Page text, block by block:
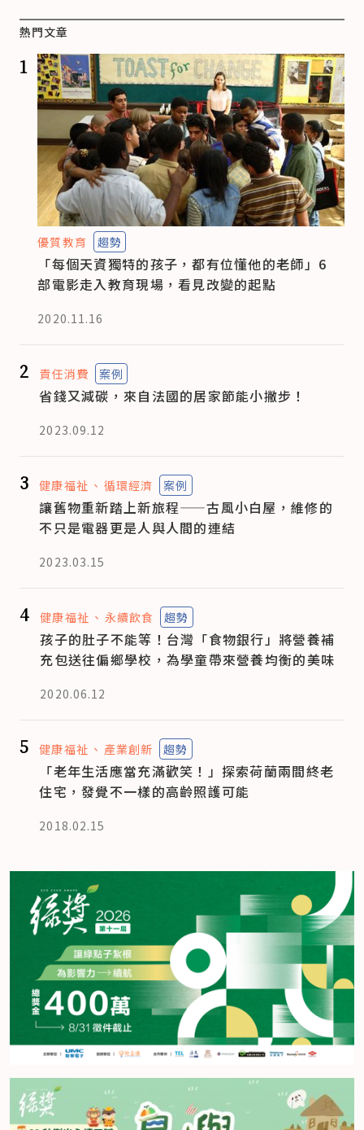
熱門文章
1
優質教育 趨勢
「每個天資獨特的孩子，都有位懂他的老師」6
部電影走入教育現場，看見改變的起點
2020.11.16
2 責任消費 案例
省錢又減碳，來自法國的居家節能小撇步！
2023.09.12
3 健康福祉 循環經濟 案例
讓舊物重新踏上新旅程——古風小白屋，維修的
不只是電器更是人與人間的連結
2023.03.15
4 健康福祉 永續飲食 趨勢
孩子的肚子不能等！台灣「食物銀行」將營養補
充包送往偏鄉學校，為學童帶來營養均衡的美味
2020.06.12
5 健康福祉 產業創新 趨勢
「老年生活應當充滿歡笑！」探索荷蘭兩間終老
住宅，發覺不一樣的高齡照護可能
2018.02.15